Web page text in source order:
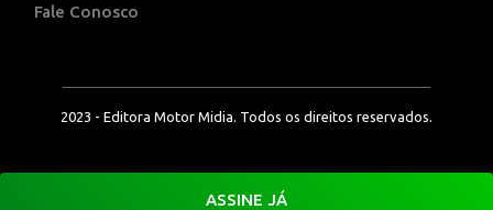
Fale Conosco
2023 - Editora Motor Midia. Todos os direitos reservados.
ASSINE JÁ